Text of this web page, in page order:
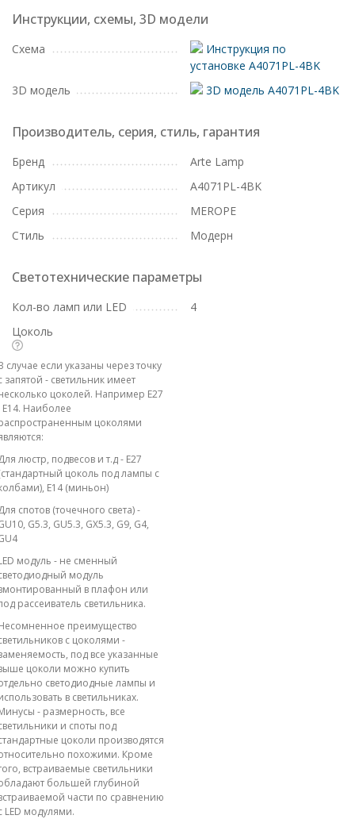
Инструкции, схемы, 3D модели
Схема
Инструкция по
установке A4071PL-4BK
3D модель
3D модель A4071PL-4BK
Производитель, серия, стиль, гарантия
Бренд
Arte Lamp
Артикул
A4071PL-4BK
Серия
MEROPE
Стиль
Модерн
Светотехнические параметры
Кол-во ламп или LED
4
Цоколь
случае если указаны через точку
запятой - светильник имеет
цоколей. Например E27
E14. Наиболее
цоколями
люстр, подвесов и т.д - E27
цоколь под лампы с
E14 (миньон)
спотов (точечного света) -
G5.3, GU5.3, GX5.3, G9, G4,
модуль - не сменный
модуль
в плафон или
рассеиватель светильника.
преимущество
с цоколями -
под все указанные
цоколи можно купить
светодиодные лампы и
в светильниках.
- размерность, все
и споты под
цоколи производятся
похожими. Кроме
встраиваемые светильники
большей глубиной
части по сравнению
LED модулями.